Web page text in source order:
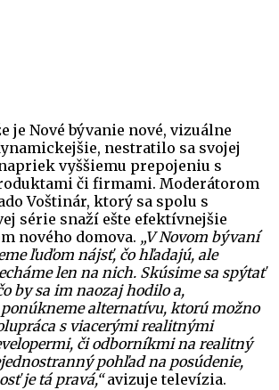
je Nové bývanie nové, vizuálne
nestratilo sa svojej
vyššiemu prepojeniu s
či firmami. Moderátorom
Voštinár, ktorý sa spolu s
série snaží ešte efektívnejšie
nového domova. „V Novom bývaní
ľuďom nájsť, čo hľadajú, ale
len na nich. Skúsime sa spýtať
by sa im naozaj hodilo a,
alternatívu, ktorú možno
s viacerými realitnými
či odborníkmi na realitný
pohľad na posúdenie,
je tá pravá,“avizuje televízia.